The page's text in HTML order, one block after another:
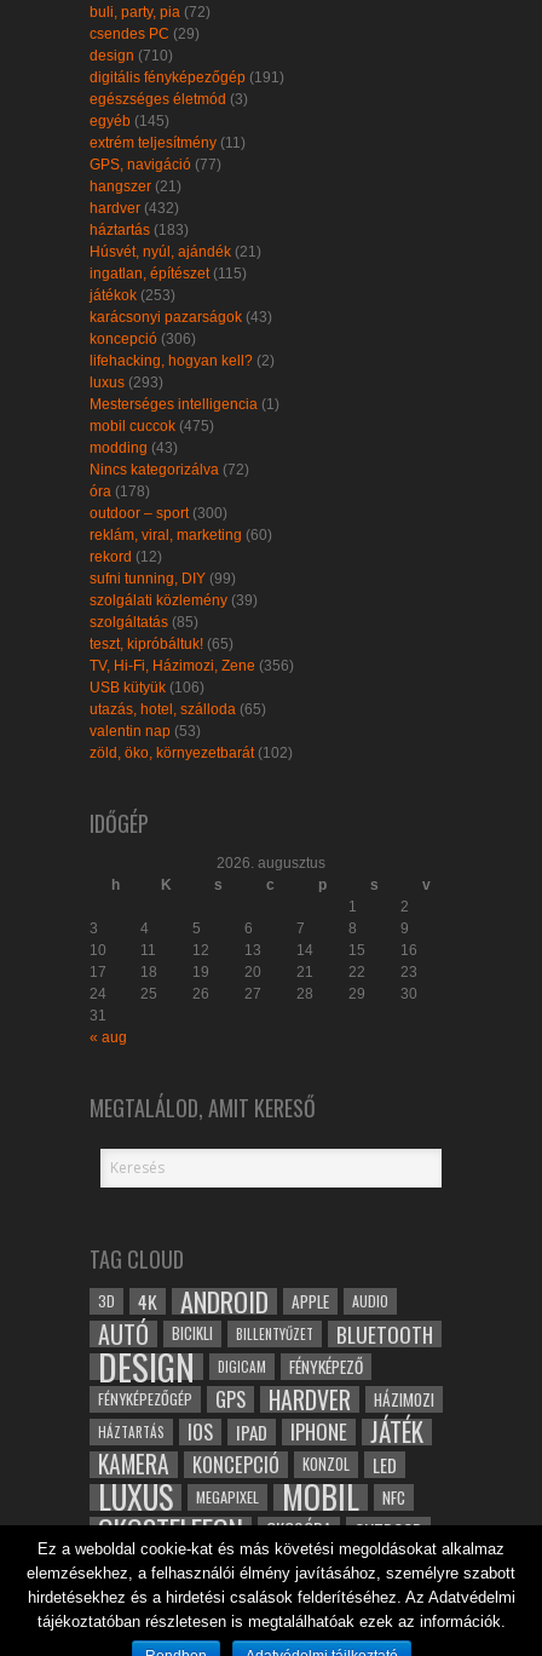
buli, party, pia (72)
csendes PC (29)
design (710)
digitális fényképezőgép (191)
egészséges életmód (3)
egyéb (145)
extrém teljesítmény (11)
GPS, navigáció (77)
hangszer (21)
hardver (432)
háztartás (183)
Húsvét, nyúl, ajándék (21)
ingatlan, építészet (115)
játékok (253)
karácsonyi pazarságok (43)
koncepció (306)
lifehacking, hogyan kell? (2)
luxus (293)
Mesterséges intelligencia (1)
mobil cuccok (475)
modding (43)
Nincs kategorizálva (72)
óra (178)
outdoor – sport (300)
reklám, viral, marketing (60)
rekord (12)
sufni tunning, DIY (99)
szolgálati közlemény (39)
szolgáltatás (85)
teszt, kipróbáltuk! (65)
TV, Hi-Fi, Házimozi, Zene (356)
USB kütyük (106)
utazás, hotel, szálloda (65)
valentin nap (53)
zöld, öko, környezetbarát (102)
IDŐGÉP
2026. augusztus
h
K s c p s
v
1
2
3
4 5 6 7 8
9
10
11 12 13 14 15
16
17
18 19 20 21 22
23
24
25 26 27 28 29
30
31
« aug
MEGTALÁLOD, AMIT KERESŐ
TAG CLOUD
3D 4K ANDROID APPLE AUDIO
AUTÓ BICIKLI BILLENTYŰZET BLUETOOTH
DESIGN DIGICAM FÉNYKÉPEZŐ
FÉNYKÉPEZŐGÉP GPS HARDVER HÁZIMOZI
HÁZTARTÁS IOS IPAD IPHONE JÁTÉK
KAMERA KONCEPCIÓ KONZOL LED
LUXUS MEGAPIXEL MOBIL NFC
OKOSTELEFON OKOSÓRA OUTDOOR
ROBOT SAMSUNG SPORT TABLET
TESZT VIDEÓ VÍZÁLLÓ WIFI ZENE ZÖLD
ÉPÍTÉSZET ÉRINTŐKÉPERNYŐ ÓRA
Ez a weboldal cookie-kat és más követési megoldásokat alkalmaz
elemzésekhez, a felhasználói élmény javításához, személyre szabott
hirdetésekhez és a hirdetési csalások felderítéséhez. Az Adatvédelmi
tájékoztatóban részletesen is megtalálhatóak ezek az információk.